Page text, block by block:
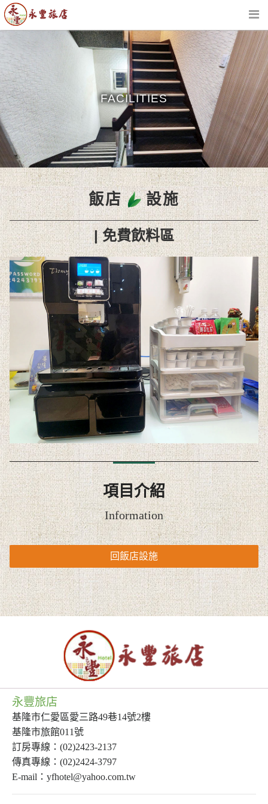
房型介紹
飯店設施
交通指南
附近景點
聯絡我們
線上訂房
Select Language ▼
FACILITIES
飯店 設施
| 免費飲料區
項目介紹
Information
回飯店設施
永豐旅店
基隆市仁愛區愛三路49巷14號2樓
基隆市旅館011號
訂房專線：(02)2423-2137
傳真專線：(02)2424-3797
E-mail：yfhotel@yahoo.com.tw